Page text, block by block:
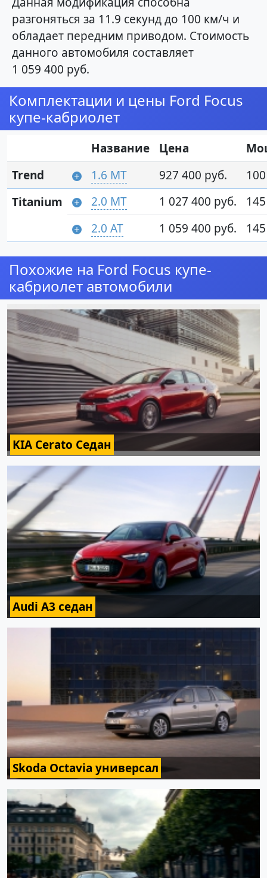
разгоняться за 11.9 секунд до 100 км/ч и
обладает передним приводом. Стоимость
данного автомобиля составляет
1 059 400 руб.
Комплектации и цены Ford Focus
купе-кабриолет
Название Цена
Trend
1.6 MT 927 400 руб.
Titanium
2.0 MT 1 027 400 руб.
2.0 AT
1 059 400 руб.
Похожие на Ford Focus купе-
кабриолет автомобили
KIA Cerato Седан
Audi A3 седан
Skoda Octavia универсал